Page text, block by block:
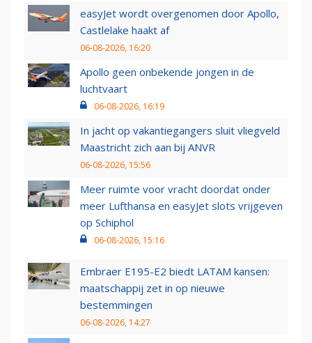
easyJet wordt overgenomen door Apollo,
Castlelake haakt af
06-08-2026, 16:20
Apollo geen onbekende jongen in de
luchtvaart
06-08-2026, 16:19
In jacht op vakantiegangers sluit vliegveld
Maastricht zich aan bij ANVR
06-08-2026, 15:56
Meer ruimte voor vracht doordat onder
meer Lufthansa en easyJet slots vrijgeven
op Schiphol
06-08-2026, 15:16
Embraer E195-E2 biedt LATAM kansen:
maatschappij zet in op nieuwe
bestemmingen
06-08-2026, 14:27